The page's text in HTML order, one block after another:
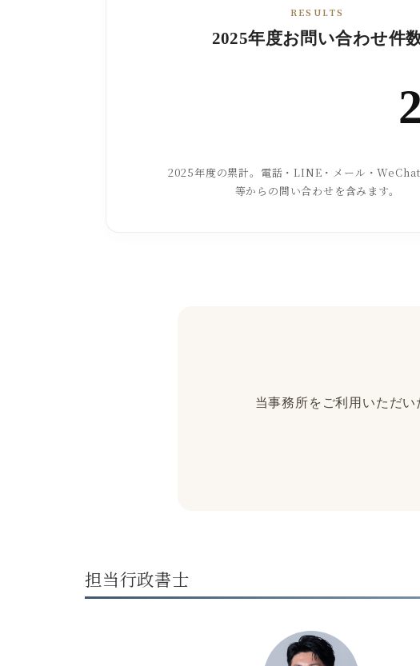
RESULTS
2025年度お問い合わせ件
2025年度の累計。電話・LINE・メール・
等からの問い合わせを含みます。
当事務所をご利用いただ
担当行政書士